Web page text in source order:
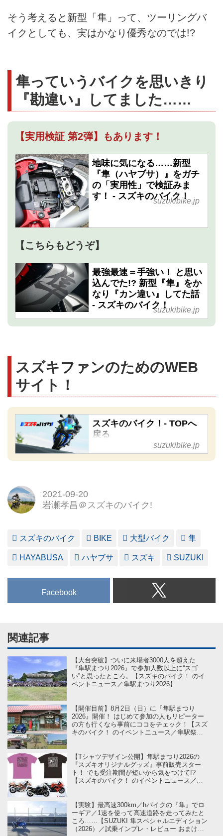
そう考えると新型「隼」って、ツーリングバ
イクとしても、実はかなり優秀なのでは!?
隼っていうバイクを思いきり
『勘違い』してました……
【実用検証 第2弾】もあります！
地味に気になる……新型
『隼（ハヤブサ）』をガチ
の「実用性」で検証みま
す！ - スズキのバイク！
suzukibike.jp
【こちらもどうぞ】
最強最速＝手強い！ と思い
込んでた!? 新型『隼』をか
なり『カン違い』してた話
- スズキのバイク！suzukibike.jp
スズキファンのためのWEB
サイト！
スズキのバイク！- TOPへ
戻る
suzukibike.jp
2021-09-20
岩瀬孝昌＠スズキのバイク!
スズキのバイク BIKE 大型バイク 隼
HAYABUSA ハヤブサ スズキ SUZUKI
Facebook
関連記事
【大台突破】ついに来場者3000人を超えた
『隼駅まつり2026』で参加人数以上に“スゴ
い”と思ったところ。【スズキのバイク！ のイ
ベントニュース／隼駅まつり2026】
【開催目前】8月2日（日）に『隼駅まつり
2026』開催！ はじめて参加の人もリピーター
の方も行くなら事前にココをチェック！【スズ
キのバイク！ のイベントニュース／隼駅祭り
【Tシャツデザイン公開】隼駅まつり2026の
『スズキオリジナルグッズ』事前販売スター
ト！ でも受注期間が短いから気をつけて!?
【スズキのバイク！ のイベントニュース／第
【実験】最高速300km／hバイクの『隼』でロ
ーギア／1速を使って高速道路を走ってみたと
ころ……【SUZUKI 隼スペシャルエディション
（2026）／試乗インプレ・レビュー おまけ